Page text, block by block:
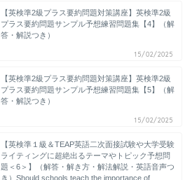
【英検準2級プラス要約問題対策講座】英検準2級
プラス要約問題サンプル予想練習問題集【4】（解
答・解説つき）
15/02/2025
【英検準2級プラス要約問題対策講座】英検準2級
プラス要約問題サンプル予想練習問題集【5】（解
答・解説つき）
15/02/2025
【英検準１級＆TEAP英語二次面接試験や大学受験
ライティングに超絶出るテーマやトピック予想問
題＜6＞】（解答・解き方・解法解説・英語音声つ
き）Should schools teach the importance of